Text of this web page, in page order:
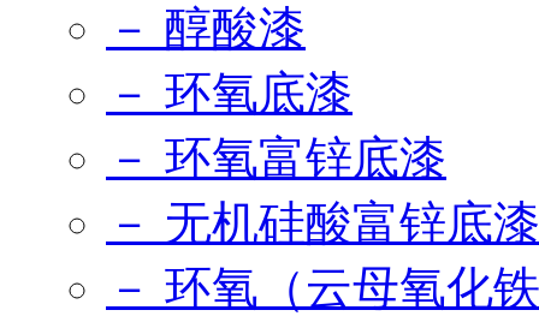
－ 醇酸漆
－ 环氧底漆
－ 环氧富锌底漆
－ 无机硅酸富锌底漆
－ 环氧（云母氧化